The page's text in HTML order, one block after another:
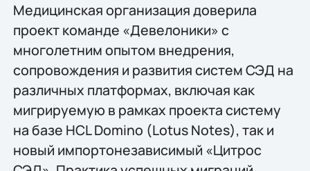
Медицинская организация доверила
проект команде «Девелоники» с
многолетним опытом внедрения,
сопровождения и развития систем СЭД на
различных платформах, включая как
мигрируемую в рамках проекта систему
на базе HCL Domino (Lotus Notes), так и
новый импортонезависимый «Цитрос